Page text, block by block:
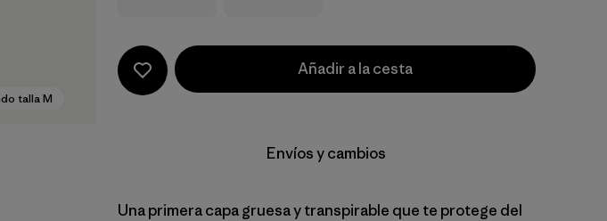
talla M
Añadir a la cesta
Envíos y cambios
Una primera capa gruesa y transpirable que te protege del